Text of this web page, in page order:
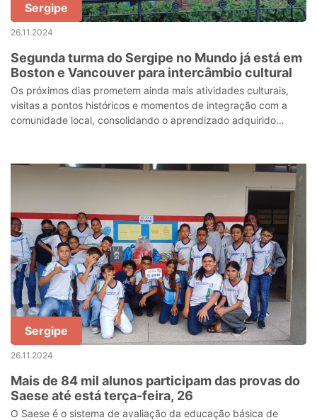
Sergipe
26.11.2024
Segunda turma do Sergipe no Mundo já está em
Boston e Vancouver para intercâmbio cultural
Os próximos dias prometem ainda mais atividades culturais,
visitas a pontos históricos e momentos de integração com a
comunidade local, consolidando o aprendizado adquirido
Sergipe
26.11.2024
Mais de 84 mil alunos participam das provas do
Saese até está terça-feira, 26
O Saese é o sistema de avaliação da educação básica de